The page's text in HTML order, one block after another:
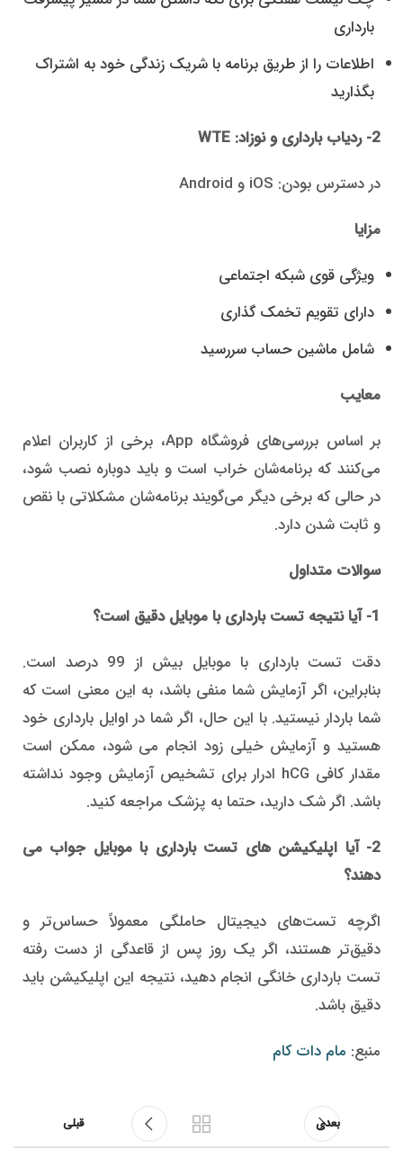
بارداری
اطلاعات را از طریق برنامه با شریک زندگی خود به اشتراک
بگذارید
2- ردیاب بارداری و نوزاد:
WTE
در دسترس بودن: iOS و Android
مزایا
ویژگی قوی شبکه اجتماعی
دارای تقویم تخمک گذاری
شامل ماشین حساب سررسید
معایب
بر اساس بررسی‌های فروشگاه App، برخی از کاربران اعلام
می‌کنند که برنامه‌شان خراب است و باید دوباره نصب شود،
در حالی که برخی دیگر می‌گویند برنامه‌شان مشکلاتی با نقص
و ثابت شدن دارد.
سوالات متداول
1- آیا نتیجه تست بارداری با موبایل دقیق است؟
دقت تست بارداری با موبایل بیش از 99 درصد است.
بنابراین، اگر آزمایش شما منفی باشد، به این معنی است که
شما باردار نیستید. با این حال، اگر شما در اوایل بارداری خود
هستید و آزمایش خیلی زود انجام می شود، ممکن است
مقدار کافی hCG ادرار برای تشخیص آزمایش وجود نداشته
باشد. اگر شک دارید، حتما به پزشک مراجعه کنید.
2- آیا اپلیکیشن های تست بارداری با موبایل جواب می
دهند؟
اگرچه تست‌های دیجیتال حاملگی معمولاً حساس‌تر و
دقیق‌تر هستند، اگر یک روز پس از قاعدگی از دست رفته
تست بارداری خانگی انجام دهید، نتیجه این اپلیکیشن باید
دقیق باشد.
منبع: مام دات کام
بعدی قبلی